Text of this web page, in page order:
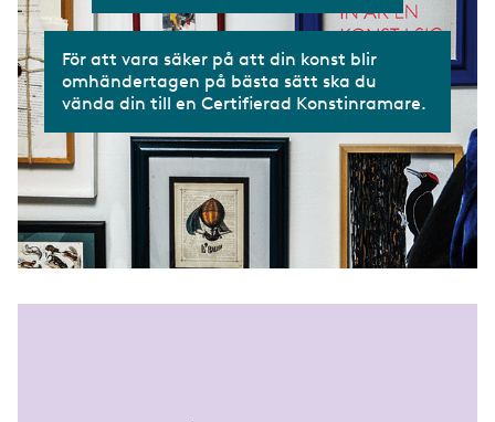
För att vara säker på att din konst blir
omhändertagen på bästa sätt ska du
vända din till en Certifierad Konstinramare.